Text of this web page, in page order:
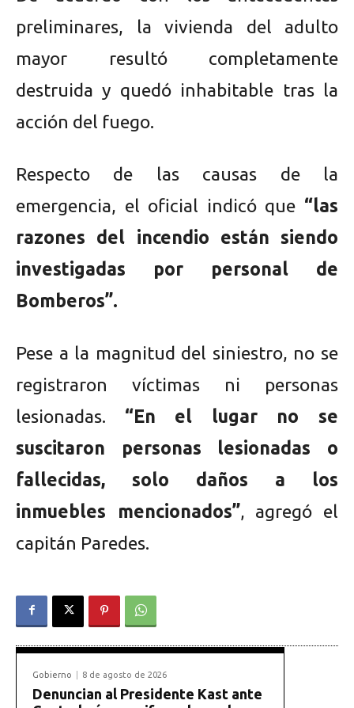
preliminares, la vivienda del adulto
mayor resultó completamente
destruida y quedó inhabitable tras la
acción del fuego.
Respecto de las causas de la
emergencia, el oficial indicó que “las
razones del incendio están siendo
investigadas por personal de
Bomberos”.
Pese a la magnitud del siniestro, no se
registraron víctimas ni personas
lesionadas. “En el lugar no se
suscitaron personas lesionadas o
fallecidas, solo daños a los
inmuebles mencionados”, agregó el
capitán Paredes.
Gobierno 8 de agosto de 2026
Denuncian al Presidente Kast ante